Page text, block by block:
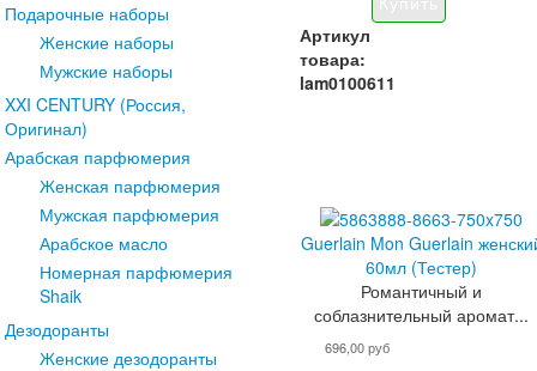
Подарочные наборы
Женские наборы
Мужские наборы
XXI CENTURY (Россия,
Оригинал)
Арабская парфюмерия
Женская парфюмерия
Мужская парфюмерия
Арабское масло
Номерная парфюмерия
Shaik
Дезодоранты
Женские дезодоранты
Артикул
товара:
lam0100611
Guerlain Mon Guerlain
60мл (Тестер)
Романтичный и
соблазнительный аромат...
696,00 руб